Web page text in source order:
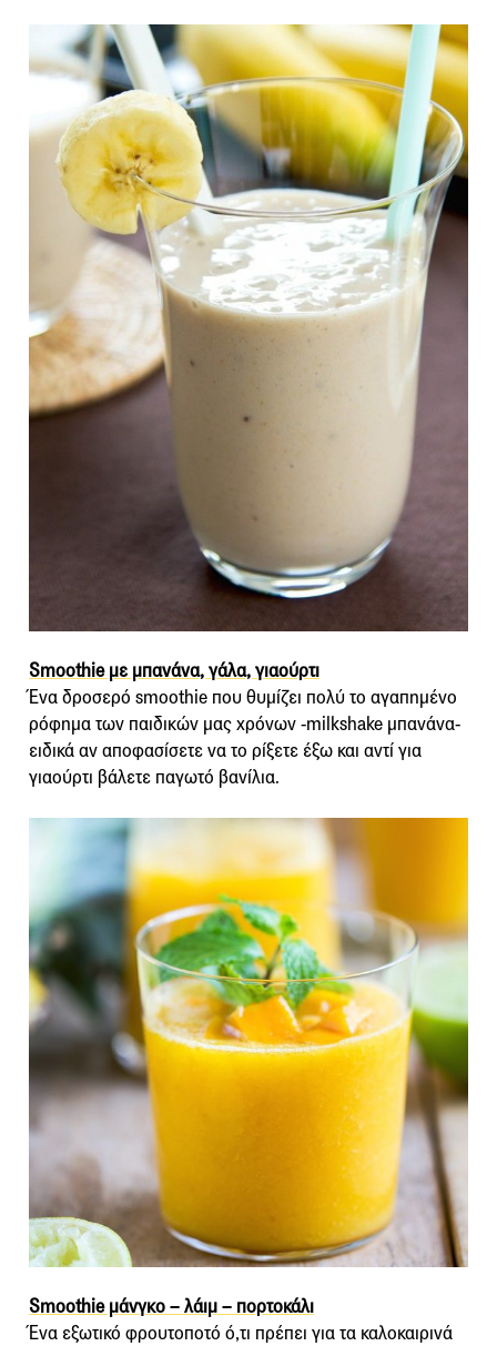
Smoothie με μπανάνα, γάλα, γιαούρτι
Ένα δροσερό smoothie που θυμίζει πολύ το αγαπημένο
ρόφημα των παιδικών μας χρόνων -milkshake μπανάνα-
ειδικά αν αποφασίσετε να το ρίξετε έξω και αντί για
γιαούρτι βάλετε παγωτό βανίλια.
Smoothie μάνγκο – λάιμ – πορτοκάλι
Ένα εξωτικό φρουτοποτό ό,τι πρέπει για τα καλοκαιρινά